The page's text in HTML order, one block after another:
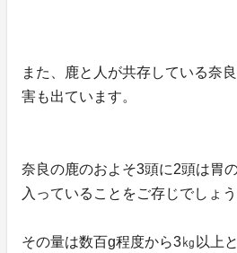
また、鹿と人が共存している奈
害も出ています。
奈良の鹿のおよそ3頭に2頭は胃
入っていることをご存じでしょ
その量は数百g程度から3㎏以上